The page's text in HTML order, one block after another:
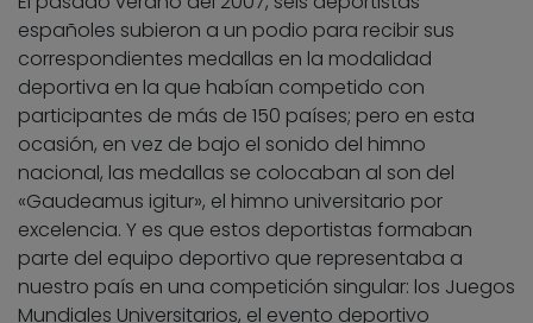
españoles subieron a un podio para recibir sus
correspondientes medallas en la modalidad
deportiva en la que habían competido con
participantes de más de 150 países; pero en esta
ocasión, en vez de bajo el sonido del himno
nacional, las medallas se colocaban al son del
«Gaudeamus igitur», el himno universitario por
excelencia. Y es que estos deportistas formaban
parte del equipo deportivo que representaba a
nuestro país en una competición singular: los Juegos
Mundiales Universitarios, el evento deportivo